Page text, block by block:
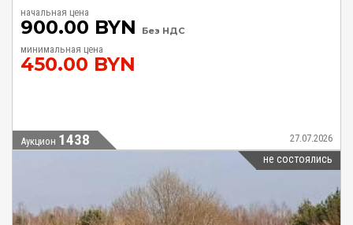
начальная цена
900.00 BYN Без НДС
минимальная цена
450.00 BYN
Аукцион 1438 27.07.2026
не состоялись